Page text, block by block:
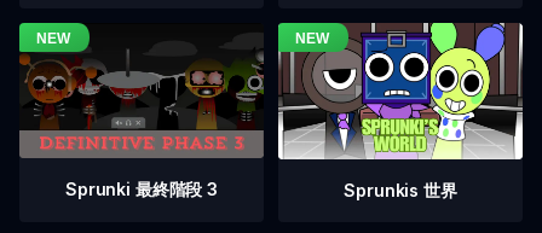
Sprunki 最終階段 3 Sprunkis 世界